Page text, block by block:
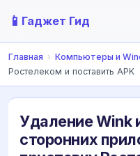
📱 Гаджет Гид
Главная › Компьютеры и
Ростелеком и поставить APK
Удаление Wink
сторонних